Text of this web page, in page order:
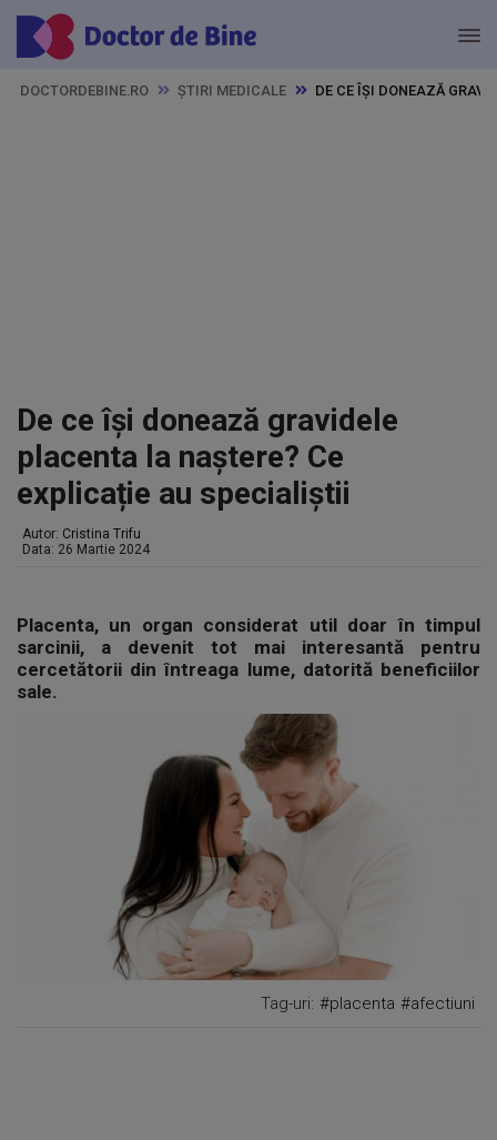
DOCTORDEBINE.RO ȘTIRI MEDICALE DE CE ÎȘI DONEAZĂ
De ce își donează gravidele
placenta la naștere? Ce
explicație au specialiștii
Autor: Cristina Trifu
Data: 26 Martie 2024
Placenta, un organ considerat util doar în timpul
sarcinii, a devenit tot mai interesantă pentru
cercetătorii din întreaga lume, datorită beneficiilor
sale.
Tag-uri: #placenta #afectiuni